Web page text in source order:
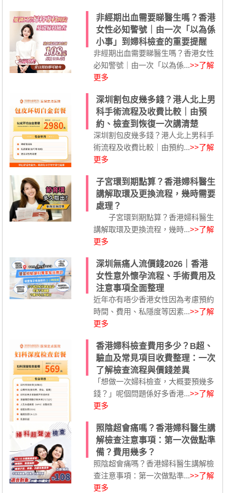
非經期出血需要睇醫生嗎？香港
女性必知警號｜由一次「以為係
小事」到婦科檢查的重要提醒
非經期出血需要睇醫生嗎？香港女性
必知警號｜由一次「以為係...>>了解
更多
深圳割包皮幾多錢？港人北上男
科手術流程及收費比較｜由預
約、檢查到恢復一次講清楚
深圳割包皮幾多錢？港人北上男科手
術流程及收費比較｜由預約...>>了解
更多
子宮環到期點算？香港婦科醫生
講解取環及更換流程，幾時需要
處理？
子宮環到期點算？香港婦科醫生
講解取環及更換流程，幾時...>>了解
更多
深圳無痛人流價錢2026｜香港
女性意外懷孕流程、手術費用及
注意事項全面整理
近年亦有唔少香港女性因為考慮預約
時間、費用、私隱度等因素...>>了解
更多
香港婦科檢查費用多少？B超、
驗血及常見項目收費整理：一次
了解檢查流程與價錢差異
「想做一次婦科檢查，大概要預幾多
錢？」呢個問題係好多香港...>>了解
更多
照陰超會痛嗎？香港婦科醫生講
解檢查注意事項：第一次做點準
備？費用幾多？
照陰超會痛嗎？香港婦科醫生講解檢
查注意事項：第一次做點準...>>了解
更多